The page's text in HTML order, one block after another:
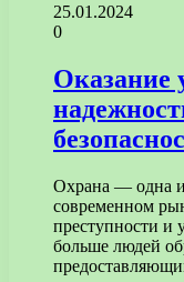
25.01.2024
0
Оказание
Охрана — одна
современном
преступности и
больше людей